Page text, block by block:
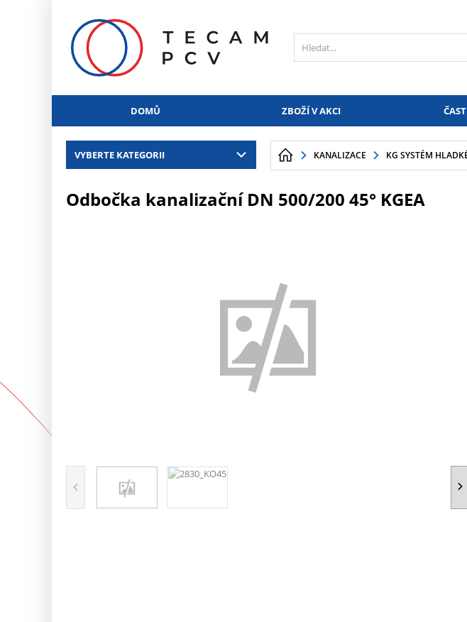
DOMŮ ZBOŽÍ V AKCI
VYBERTE KATEGORII KANALIZACE KG SYSTÉM
Odbočka kanalizační DN 500/200 45° KGEA